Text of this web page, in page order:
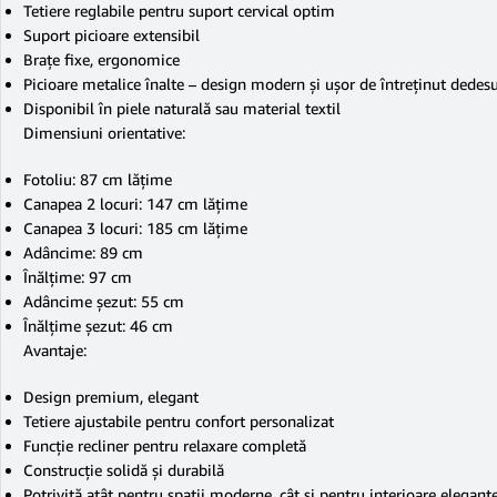
Tetiere reglabile pentru suport cervical optim
Suport picioare extensibil
Brațe fixe, ergonomice
Picioare metalice înalte – design modern și ușor de întreținut
Disponibil în piele naturală sau material textil
Dimensiuni orientative:
Fotoliu: 87 cm lățime
Canapea 2 locuri: 147 cm lățime
Canapea 3 locuri: 185 cm lățime
Adâncime: 89 cm
Înălțime: 97 cm
Adâncime șezut: 55 cm
Înălțime șezut: 46 cm
Avantaje:
Design premium, elegant
Tetiere ajustabile pentru confort personalizat
Funcție recliner pentru relaxare completă
Construcție solidă și durabilă